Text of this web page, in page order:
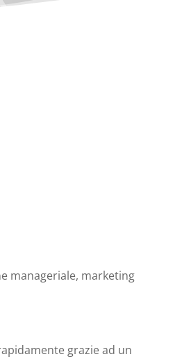
manageriale, marketing
grazie ad un